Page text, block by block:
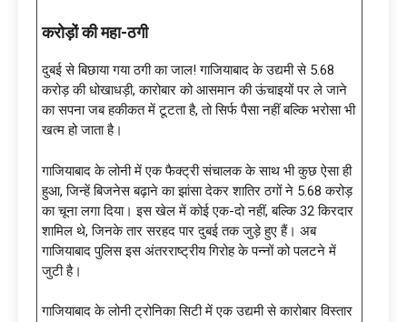
करोड़ों की महा-ठगी
दुबई से बिछाया गया ठगी का जाल! गाजियाबाद के उद्यमी से 5.68
करोड़ की धोखाधड़ी, कारोबार को आसमान की ऊंचाइयों पर ले जाने
का सपना जब हकीकत में टूटता है, तो सिर्फ पैसा नहीं बल्कि भरोसा भी
खत्म हो जाता है।
गाजियाबाद के लोनी में एक फैक्ट्री संचालक के साथ भी कुछ ऐसा ही
हुआ, जिन्हें बिजनेस बढ़ाने का झांसा देकर शातिर ठगों ने 5.68 करोड़
का चूना लगा दिया। इस खेल में कोई एक-दो नहीं, बल्कि 32 किरदार
शामिल थे, जिनके तार सरहद पार दुबई तक जुड़े हुए हैं। अब
गाजियाबाद पुलिस इस अंतरराष्ट्रीय गिरोह के पन्नों को पलटने में
जुटी है।
गाजियाबाद के लोनी ट्रोनिका सिटी में एक उद्यमी से कारोबार विस्तार